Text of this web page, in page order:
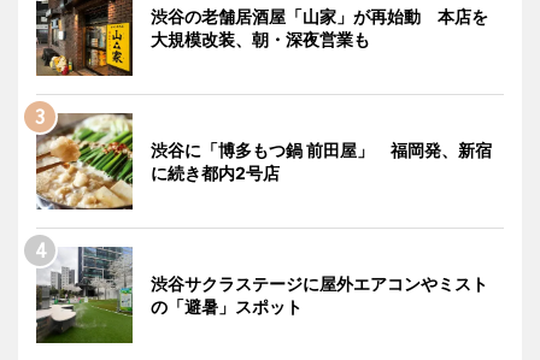
渋谷の老舗居酒屋「山家」が再始動 本店を
大規模改装、朝・深夜営業も
渋谷に「博多もつ鍋 前田屋」 福岡発、新宿
に続き都内2号店
渋谷サクラステージに屋外エアコンやミスト
の「避暑」スポット